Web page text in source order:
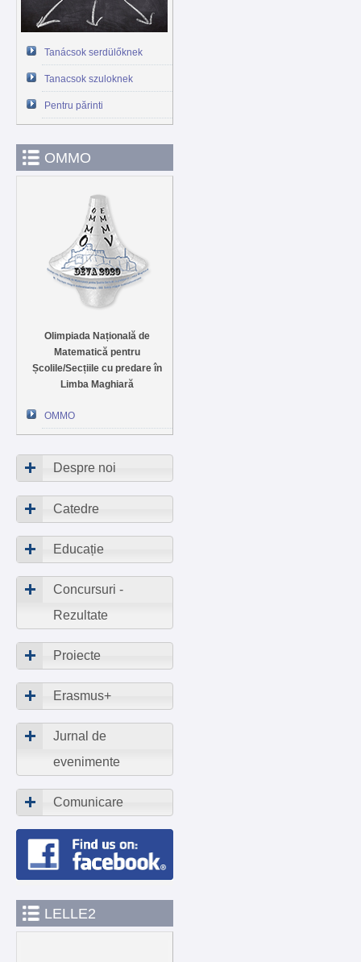
Tanácsok serdülőknek
Tanacsok szuloknek
Pentru părinti
OMMO
Olimpiada Națională de
Matematică pentru
Școlile/Secțiile cu predare în
Limba Maghiară
OMMO
Despre noi
Catedre
Educație
Concursuri -
Rezultate
Proiecte
Erasmus+
Jurnal de
evenimente
Comunicare
LELLE2